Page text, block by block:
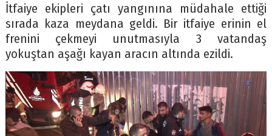
İtfaiye ekipleri çatı yangınına müdahale ettiği
sırada kaza meydana geldi. Bir itfaiye erinin el
frenini çekmeyi unutmasıyla 3 vatandaş
yokuştan aşağı kayan aracın altında ezildi.